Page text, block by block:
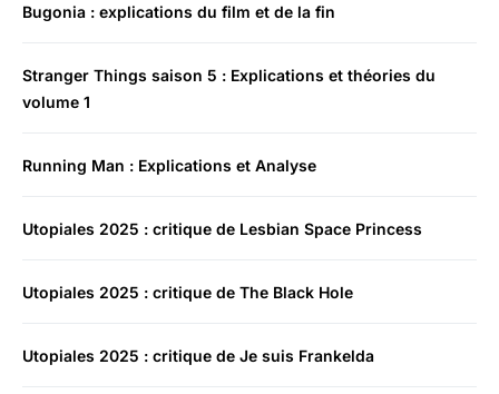
Bugonia : explications du film et de la fin
Stranger Things saison 5 : Explications et théories du
volume 1
Running Man : Explications et Analyse
Utopiales 2025 : critique de Lesbian Space Princess
Utopiales 2025 : critique de The Black Hole
Utopiales 2025 : critique de Je suis Frankelda